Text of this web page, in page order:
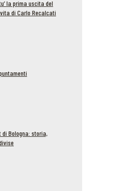
la prima uscita del
di Carlo Recalcati
di Bologna: storia,